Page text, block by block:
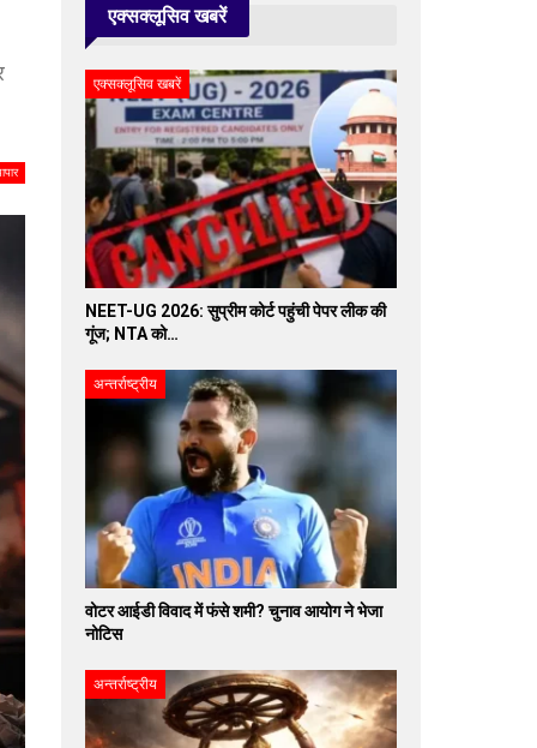
एक्सक्लूसिव खबरें
एक्सक्लूसिव खबरें
NEET-UG 2026: सुप्रीम कोर्ट पहुंची पेपर लीक की
गूंज; NTA को…
अन्तर्राष्ट्रीय
वोटर आईडी विवाद में फंसे शमी? चुनाव आयोग ने भेजा
नोटिस
अन्तर्राष्ट्रीय